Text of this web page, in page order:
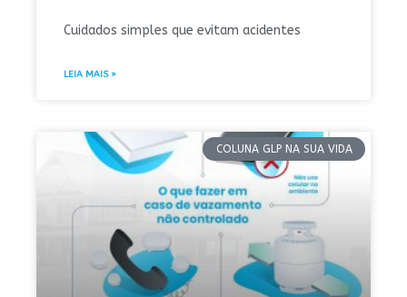
Cuidados simples que evitam acidentes
LEIA MAIS »
COLUNA GLP NA SUA VIDA